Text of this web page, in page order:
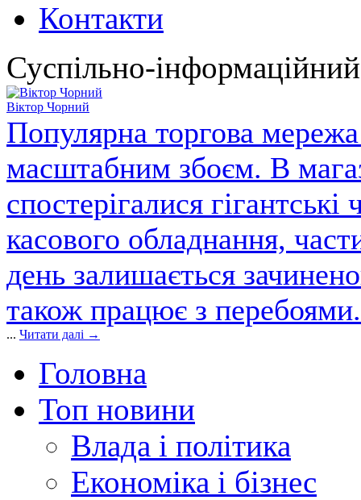
Контакти
Суспільно-
Віктор Чорний
Популярна торгова
масштабним збоєм. В
спостерігалися
касового обладнання,
день залишається
також працює з
... Читати далі →
Головна
Топ новини
Влада і політика
Економіка і бізнес